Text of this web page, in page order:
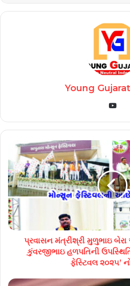
Young
પ્રવાસન મંત્રીશ્રી મુળુભાઇ બેરા
કુંવરજીભાઇ હળપતિની
ફેસ્ટિવલ ૨૦૨૫’